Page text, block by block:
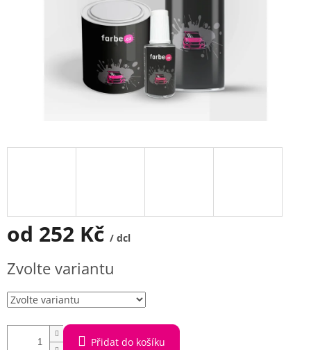
od 252 Kč / dcl
cena:
Zvolte variantu
Přidat do košíku